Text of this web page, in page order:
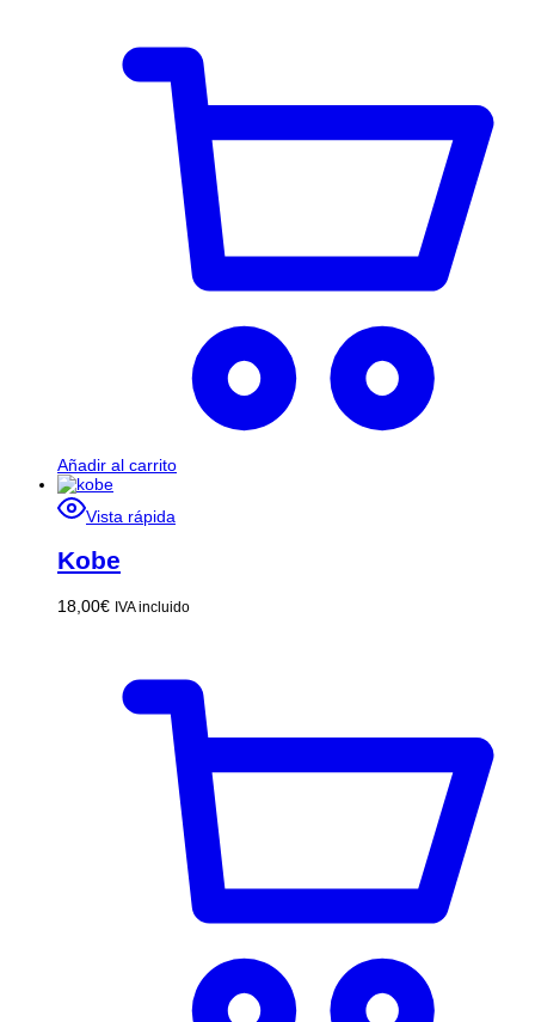
Añadir al carrito
Vista rápida
Kobe
18,00€ IVA incluido